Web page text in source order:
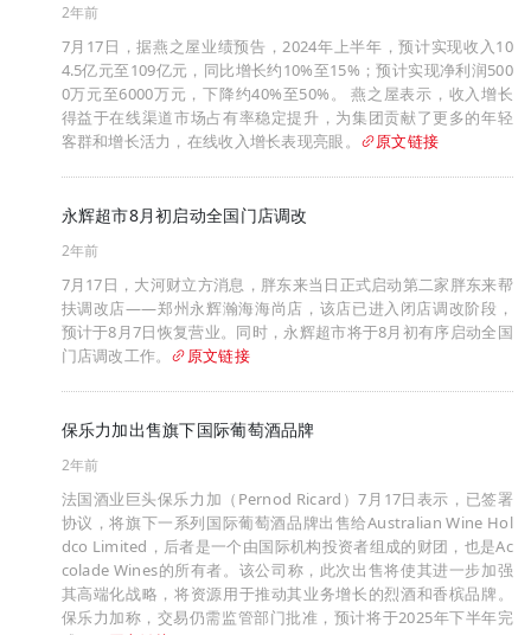
2年前
7月17日，据燕之屋业绩预告，2024年上半年，预计实现收入10
4.5亿元至109亿元，同比增长约10%至15%；预计实现净利润500
0万元至6000万元，下降约40%至50%。 燕之屋表示，收入增长
得益于在线渠道市场占有率稳定提升，为集团贡献了更多的年轻
客群和增长活力，在线收入增长表现亮眼。
原文链接
永辉超市8月初启动全国门店调改
2年前
7月17日，大河财立方消息，胖东来当日正式启动第二家胖东来帮
扶调改店——郑州永辉瀚海海尚店，该店已进入闭店调改阶段，
预计于8月7日恢复营业。同时，永辉超市将于8月初有序启动全国
门店调改工作。
原文链接
保乐力加出售旗下国际葡萄酒品牌
2年前
法国酒业巨头保乐力加（Pernod Ricard）7月17日表示，已签署
协议，将旗下一系列国际葡萄酒品牌出售给Australian Wine Hol
dco Limited，后者是一个由国际机构投资者组成的财团，也是Ac
colade Wines的所有者。该公司称，此次出售将使其进一步加强
其高端化战略，将资源用于推动其业务增长的烈酒和香槟品牌。
保乐力加称，交易仍需监管部门批准，预计将于2025年下半年完